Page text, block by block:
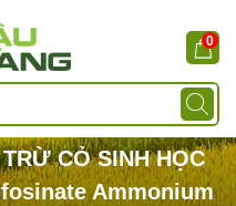
0
CỎ SINH HỌC
Ammonium